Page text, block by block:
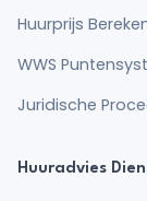
Huurprijs
WWS
Juridische
Huuradvies